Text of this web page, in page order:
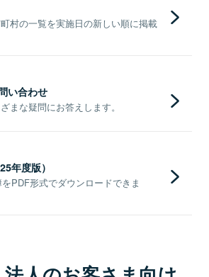
村の一覧を実施日の新しい順に掲載
い合わせ
まな疑問にお答えします。
年度版）
PDF形式でダウンロードできま